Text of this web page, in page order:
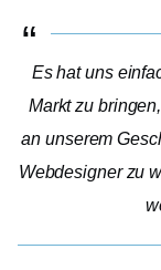
Es hat uns
Markt zu
an unserem
Webdesigner zu